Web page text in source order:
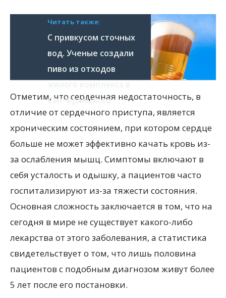
Читать также:
С привкусом сточных
вод. Ученые создали
пиво из отходов
Сан-Франциско
Отметим, что сердечная недостаточность, в
отличие от сердечного приступа, является
хроническим состоянием, при котором сердце
больше не может эффективно качать кровь из-
за ослабления мышц. Симптомы включают в
себя усталость и одышку, а пациентов часто
госпитализируют из-за тяжести состояния.
Основная сложность заключается в том, что на
сегодня в мире не существует какого-либо
лекарства от этого заболевания, а статистика
свидетельствует о том, что лишь половина
пациентов с подобным диагнозом живут более
5 лет после его постановки.